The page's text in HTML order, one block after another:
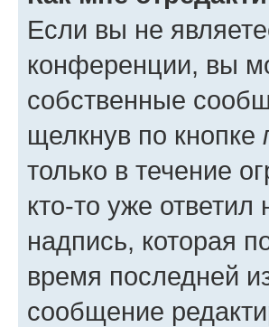
Если вы не
конференции, вы
собственные
щелкнув по кнопке
только в течение
кто-то уже
надпись, которая
время последней
сообщение